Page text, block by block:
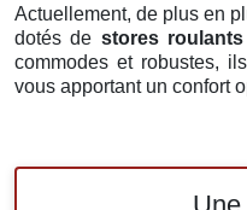
Actuellement, de plus en
dotés de stores roulants
commodes et robustes,
vous apportant un confort